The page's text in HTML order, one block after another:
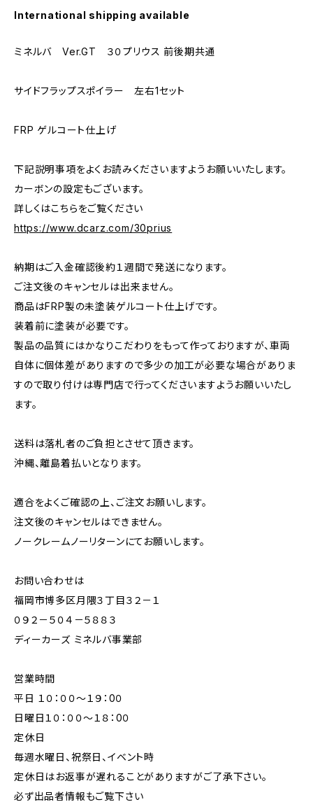
International shipping available
ミネルバ Ver.GT ３０プリウス 前後期共通
サイドフラップスポイラー 左右1セット
FRP ゲルコート仕上げ
下記説明事項をよくお読みくださいますようお願いいたします。
カーボンの設定もございます。
詳しくはこちらをご覧ください
https://www.dcarz.com/30prius
納期はご入金確認後約１週間で発送になります。
ご注文後のキャンセルは出来ません。
商品はFRP製の未塗装ゲルコート仕上げです。
装着前に塗装が必要です。
製品の品質にはかなりこだわりをもって作っておりますが、車両
自体に個体差がありますので多少の加工が必要な場合がありま
すので取り付けは専門店で行ってくださいますようお願いいたし
ます。
送料は落札者のご負担とさせて頂きます。
沖縄、離島着払いとなります。
適合をよくご確認の上、ご注文お願いします。
注文後のキャンセルはできません。
ノークレームノーリターンにてお願いします。
お問い合わせは
福岡市博多区月隈３丁目３２－１
０９２－５０４－５８８３
ディーカーズ ミネルバ事業部
営業時間
平日 １０：００～１９：0０
日曜日１０：００～１８：0０
定休日
毎週水曜日、祝祭日、イベント時
定休日はお返事が遅れることがありますがご了承下さい。
必ず出品者情報もご覧下さい